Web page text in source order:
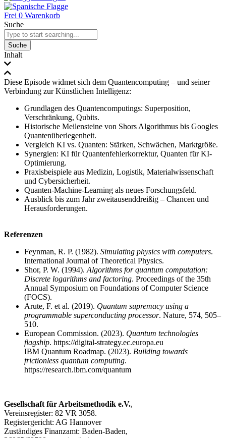
Frei 0 Warenkorb
Suche
Suche
Inhalt
Diese Episode widmet sich dem Quantencomputing – und seiner
Verbindung zur Künstlichen Intelligenz:
Grundlagen des Quantencomputings: Superposition,
Verschränkung, Qubits.
Historische Meilensteine von Shors Algorithmus bis Googles
Quantenüberlegenheit.
Vergleich KI vs. Quanten: Stärken, Schwächen, Marktgröße.
Synergien: KI für Quantenfehlerkorrektur, Quanten für KI-
Optimierung.
Praxisbeispiele aus Medizin, Logistik, Materialwissenschaft
und Cybersicherheit.
Quanten-Machine-Learning als neues Forschungsfeld.
Ausblick bis zum Jahr zweitausenddreißig – Chancen und
Herausforderungen.
Referenzen
Feynman, R. P. (1982). Simulating physics with computers.
International Journal of Theoretical Physics.
Shor, P. W. (1994). Algorithms for quantum computation:
Discrete logarithms and factoring. Proceedings of the 35th
Annual Symposium on Foundations of Computer Science
(FOCS).
Arute, F. et al. (2019). Quantum supremacy using a
programmable superconducting processor. Nature, 574, 505–
510.
European Commission. (2023). Quantum technologies
flagship. https://digital-strategy.ec.europa.eu
IBM Quantum Roadmap. (2023). Building towards
frictionless quantum computing.
https://research.ibm.com/quantum
Gesellschaft für Arbeitsmethodik e.V.,
Vereinsregister: 82 VR 3058.
Registergericht: AG Hannover
Zuständiges Finanzamt: Baden-Baden,